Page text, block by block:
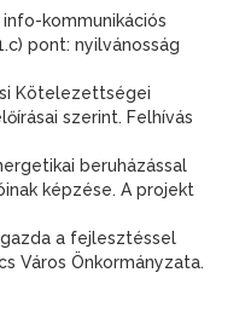
info-kommunikációs
pont: nyilvánosság
Kötelezettségei
szerint. Felhívás
beruházással
képzése. A projekt
a fejlesztéssel
Város Önkormányzata.